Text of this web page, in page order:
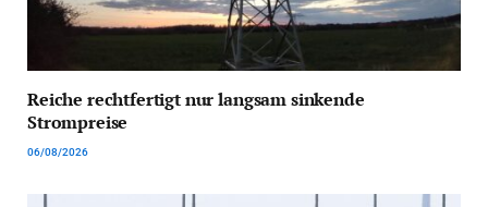
Reiche rechtfertigt nur langsam sinkende
Strompreise
06/08/2026